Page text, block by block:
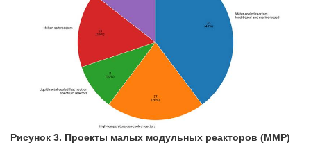
Рисунок 3. Проекты малых модульных реакторов (ММР)